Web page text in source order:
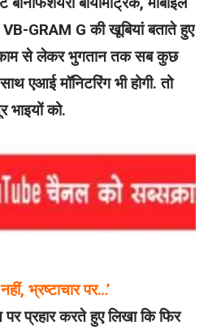
VB-GRAM G की खूबियां बताते हुए
काम से लेकर भुगतान तक सब कुछ
एआई मॉनिटरिंग भी होगी. तो
भाइयों को.
भ्रष्टाचार पर…’
पर प्रहार करते हुए लिखा कि फिर